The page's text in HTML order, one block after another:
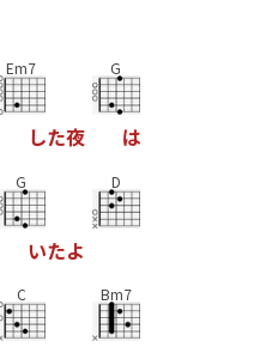
Em7
した夜
G
は
G
いたよ
D
C Bm7